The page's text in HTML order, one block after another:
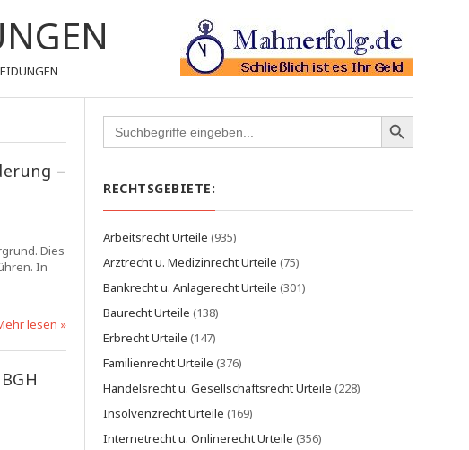
–
Dies
In
lesen »
Search
for:
RECHTSGEBIETE:
Arbeitsrecht Urteile (935)
Arztrecht u. Medizinrecht Urteile (75)
Bankrecht u. Anlagerecht Urteile (301)
Baurecht Urteile (138)
Erbrecht Urteile (147)
Familienrecht Urteile (376)
Handelsrecht u. Gesellschaftsrecht Urteile (228)
Insolvenzrecht Urteile (169)
Internetrecht u. Onlinerecht Urteile (356)